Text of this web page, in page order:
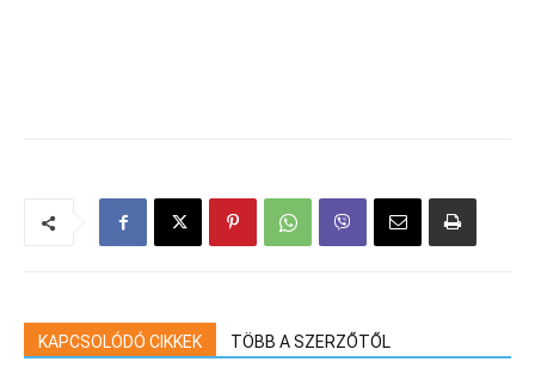
KAPCSOLÓDÓ CIKKEK TÖBB A SZERZŐTŐL